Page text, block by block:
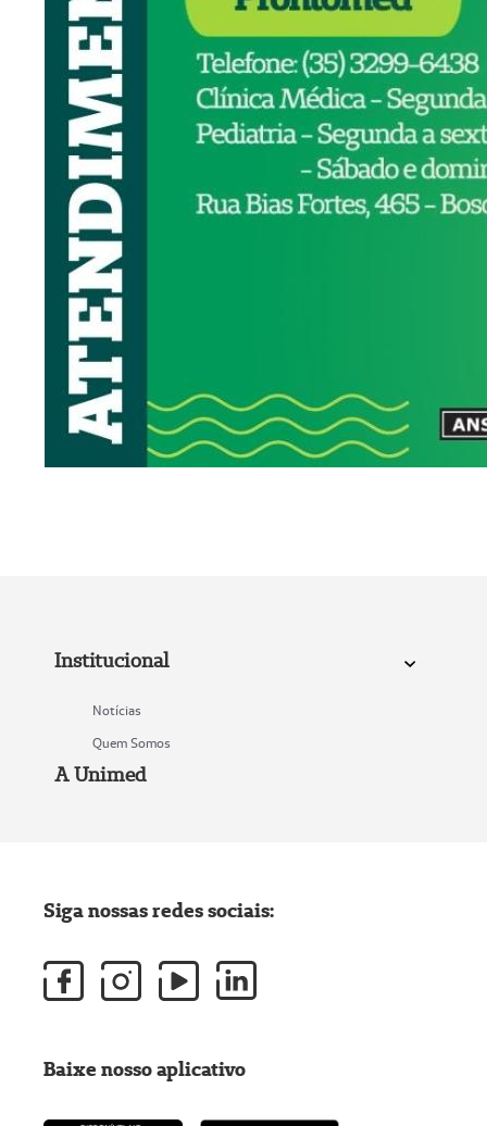
Institucional
Notícias
Quem Somos
A Unimed
Siga nossas redes sociais:
Baixe nosso aplicativo